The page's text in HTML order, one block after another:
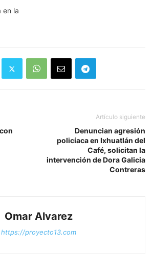
en la
Artículo siguiente
Denuncian agresión
policíaca en Ixhuatlán del
Café, solicitan la
intervención de Dora Galicia
Contreras
Omar Alvarez
https://proyecto13.com